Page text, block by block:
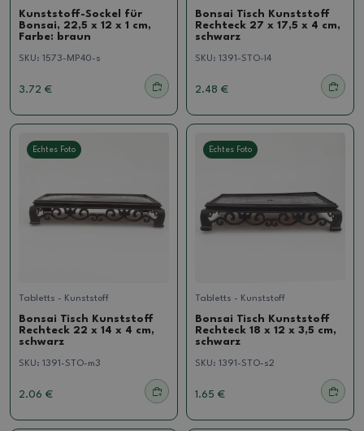
Kunststoff-Sockel für
Bonsai, 22,5 x 12 x 1 cm,
Farbe: braun
SKU: 1573-MP40-s
3.72 €
Bonsai Tisch Kunststoff
Rechteck 27 x 17,5 x 4 cm,
schwarz
SKU: 1391-STO-l4
2.48 €
Echtes Foto
Tabletts - Kunststoff
Bonsai Tisch Kunststoff
Rechteck 22 x 14 x 4 cm,
schwarz
SKU: 1391-STO-m3
2.06 €
Echtes Foto
Tabletts - Kunststoff
Bonsai Tisch Kunststoff
Rechteck 18 x 12 x 3,5 cm,
schwarz
SKU: 1391-STO-s2
1.65 €